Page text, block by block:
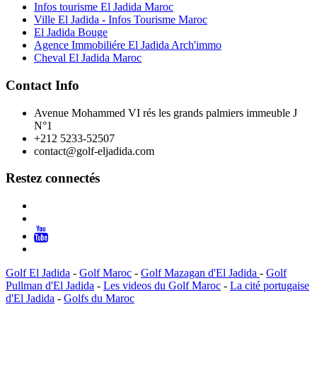
Infos tourisme El Jadida Maroc
Ville El Jadida - Infos Tourisme Maroc
El Jadida Bouge
Agence Immobiliére El Jadida Arch'immo
Cheval El Jadida Maroc
Contact Info
Avenue Mohammed VI rés les grands palmiers immeuble J
N°1
+212 5233-52507
contact@golf-eljadida.com
Restez connectés
Golf El Jadida - Golf Maroc - Golf Mazagan d'El Jadida - Golf
Pullman d'El Jadida - Les videos du Golf Maroc - La cité portugaise
d'El Jadida - Golfs du Maroc